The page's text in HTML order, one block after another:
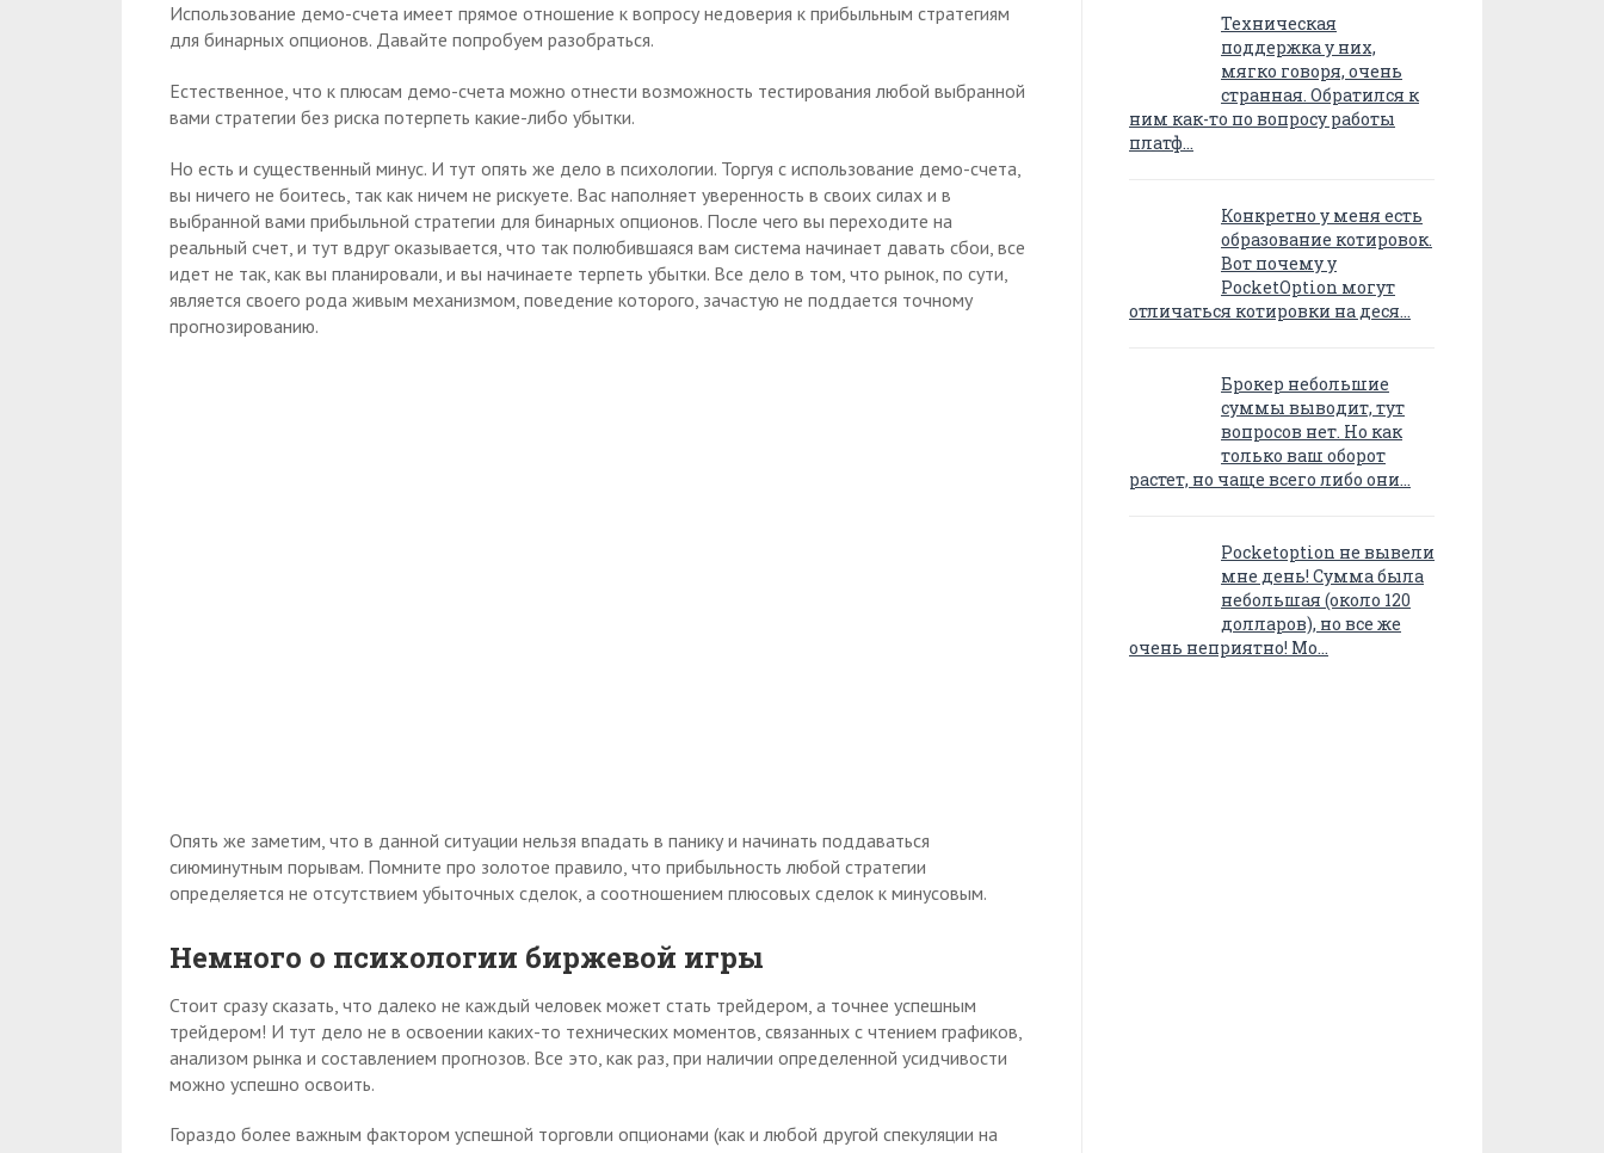
Использование демо-счета имеет прямое отношение к вопросу недоверия к прибыльным стратегиям
для бинарных опционов. Давайте попробуем разобраться.
Естественное, что к плюсам демо-счета можно отнести возможность тестирования любой выбранной
вами стратегии без риска потерпеть какие-либо убытки.
Но есть и существенный минус. И тут опять же дело в психологии. Торгуя с использование демо-счета,
вы ничего не боитесь, так как ничем не рискуете. Вас наполняет уверенность в своих силах и в
выбранной вами прибыльной стратегии для бинарных опционов. После чего вы переходите на
реальный счет, и тут вдруг оказывается, что так полюбившаяся вам система начинает давать сбои, все
идет не так, как вы планировали, и вы начинаете терпеть убытки. Все дело в том, что рынок, по сути,
является своего рода живым механизмом, поведение которого, зачастую не поддается точному
прогнозированию.
Опять же заметим, что в данной ситуации нельзя впадать в панику и начинать поддаваться
сиюминутным порывам. Помните про золотое правило, что прибыльность любой стратегии
определяется не отсутствием убыточных сделок, а соотношением плюсовых сделок к минусовым.
Немного о психологии биржевой игры
Стоит сразу сказать, что далеко не каждый человек может стать трейдером, а точнее успешным
трейдером! И тут дело не в освоении каких-то технических моментов, связанных с чтением графиков,
анализом рынка и составлением прогнозов. Все это, как раз, при наличии определенной усидчивости
можно успешно освоить.
Гораздо более важным фактором успешной торговли опционами (как и любой другой спекуляции на
Техническая
поддержка у них,
мягко говоря, очень
странная. Обратился к
ним как-то по вопросу работы
платф…
Конкретно у меня есть
образование котировок.
Вот почему у
PocketOption могут
отличаться котировки на деся…
Брокер небольшие
суммы выводит, тут
вопросов нет. Но как
только ваш оборот
растет, но чаще всего либо они…
Pocketoption не вывели
мне день! Сумма была
небольшая (около 120
долларов), но все же
очень неприятно! Мо…